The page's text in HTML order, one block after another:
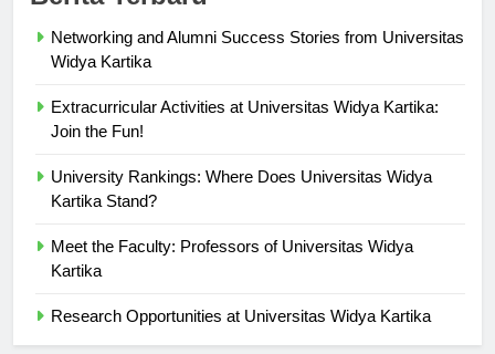
Networking and Alumni Success Stories from Universitas
Extracurricular Activities at Universitas Widya Kartika:
University Rankings: Where Does Universitas Widya
Meet the Faculty: Professors of Universitas Widya